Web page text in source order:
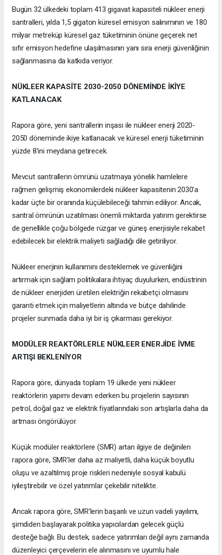
Bugün 32 ülkedeki toplam 413 gigavat kapasiteli nükleer enerji
santralleri, yılda 1,5 gigaton küresel emisyon salınımının ve 180
milyar metreküp küresel gaz tüketiminin önüne geçerek net
sıfır emisyon hedefine ulaşılmasının yanı sıra enerji güvenliğinin
sağlanmasına da katkıda veriyor.
NÜKLEER KAPASİTE 2030-2050 DÖNEMİNDE İKİYE
KATLANACAK
Rapora göre, yeni santrallerin inşası ile nükleer enerji 2020-
2050 döneminde ikiye katlanacak ve küresel enerji tüketiminin
yüzde 8'ini meydana getirecek.
Mevcut santrallerin ömrünü uzatmaya yönelik hamlelere
rağmen gelişmiş ekonomilerdeki nükleer kapasitenin 2030'a
kadar üçte bir oranında küçülebileceği tahmin ediliyor. Ancak,
santral ömrünün uzatılması önemli miktarda yatırım gerektirse
de genellikle çoğu bölgede rüzgar ve güneş enerjisiyle rekabet
edebilecek bir elektrik maliyeti sağladığı dile getiriliyor.
Nükleer enerjinin kullanımını desteklemek ve güvenliğini
artırmak için sağlam politikalara ihtiyaç duyulurken, endüstrinin
de nükleer enerjiden üretilen elektriğin rekabetçi olmasını
garanti etmek için maliyetlerin altında ve bütçe dahilinde
projeler sunmada daha iyi bir iş çıkarması gerekiyor.
MODÜLER REAKTÖRLERLE NÜKLEER ENERJİDE İVME
ARTIŞI BEKLENİYOR
Rapora göre, dünyada toplam 19 ülkede yeni nükleer
reaktörlerin yapımı devam ederken bu projelerin sayısının
petrol, doğal gaz ve elektrik fiyatlarındaki son artışlarla daha da
artması öngörülüyor.
Küçük modüler reaktörlere (SMR) artan ilgiye de değinilen
rapora göre, SMR'ler daha az maliyetli, daha küçük boyutlu
oluşu ve azaltılmış proje riskleri nedeniyle sosyal kabulü
iyileştirebilir ve özel yatırımlar çekebilir nitelikte.
Ancak rapora göre, SMR'lerin başarılı ve uzun vadeli yayılımı,
şimdiden başlayarak politika yapıcılardan gelecek güçlü
desteğe bağlı. Bu destek, sadece yatırımları değil aynı zamanda
düzenleyici çerçevelerin ele alınmasını ve uyumlu hale